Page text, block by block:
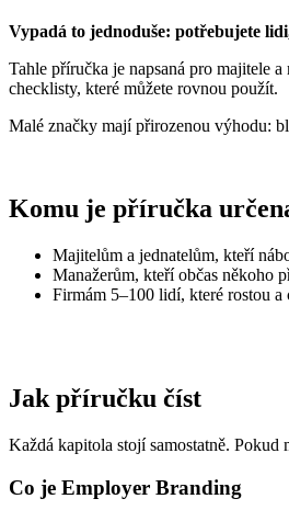
Vypadá to jednoduše: potřebujete
Tahle příručka je napsaná pro majitele
checklisty, které můžete rovnou použít.
Malé značky mají přirozenou výhodu:
Komu je příručka
Majitelům a jednatelům, kteří
Manažerům, kteří občas někoho
Firmám 5–100 lidí, které rostou a
Jak příručku číst
Každá kapitola stojí samostatně.
Co je Employer Branding